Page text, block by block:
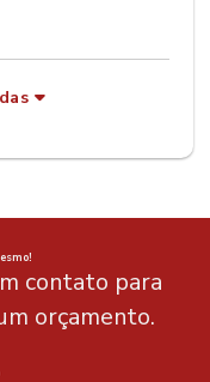
contato para
orçamento.